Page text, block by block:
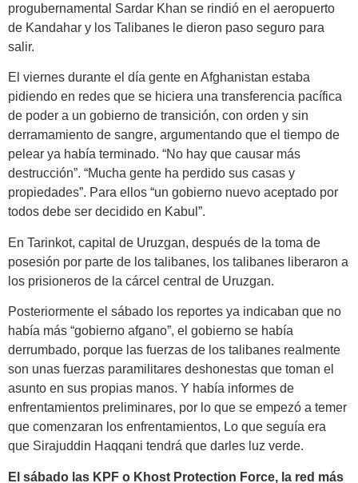
progubernamental Sardar Khan se rindió en el aeropuerto
de Kandahar y los Talibanes le dieron paso seguro para
salir.
El viernes durante el día gente en Afghanistan estaba
pidiendo en redes que se hiciera una transferencia pacífica
de poder a un gobierno de transición, con orden y sin
derramamiento de sangre, argumentando que el tiempo de
pelear ya había terminado. “No hay que causar más
destrucción”. “Mucha gente ha perdido sus casas y
propiedades”. Para ellos “un gobierno nuevo aceptado por
todos debe ser decidido en Kabul”.
En Tarinkot, capital de Uruzgan, después de la toma de
posesión por parte de los talibanes, los talibanes liberaron a
los prisioneros de la cárcel central de Uruzgan.
Posteriormente el sábado los reportes ya indicaban que no
había más “gobierno afgano”, el gobierno se había
derrumbado, porque las fuerzas de los talibanes realmente
son unas fuerzas paramilitares deshonestas que toman el
asunto en sus propias manos. Y había informes de
enfrentamientos preliminares, por lo que se empezó a temer
que comenzaran los enfrentamientos, Lo que seguía era
que Sirajuddin Haqqani tendrá que darles luz verde.
El sábado las KPF o Khost Protection Force, la red más